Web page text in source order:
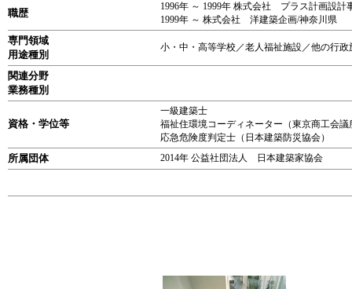
職歴
1996年 ～ 1999年 株式会社 プラス計画設計
1999年 ～ 株式会社 洋建築企画/神奈川県
専門領域
用途種別
小・中・高等学校／老人福祉施設／他の行
関連分野
業務種別
資格・学位等
一級建築士
福祉住環境コーディネーター（東京商工会議
応急危険度判定士（日本建築防災協会）
所属団体 2014年 公益社団法人 日本建築家協会